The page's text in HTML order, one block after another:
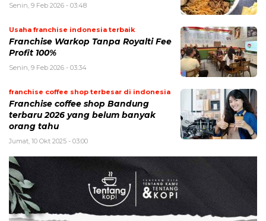
Senin, 9 Feb 2026 - 03:48
Usaha franchise indonesia terbaik
Franchise Warkop Tanpa Royalti Fee
Profit 100%
Senin, 9 Feb 2026 - 03:34
franchise coffee shop terbesar di indonesia
Franchise coffee shop Bandung
terbaru 2026 yang belum banyak
orang tahu
Jumat, 10 Okt 2025 - 03:00